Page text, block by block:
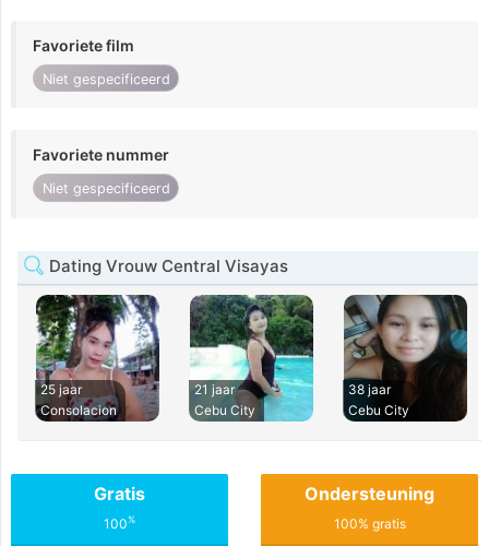
Favoriete film
Niet gespecificeerd
Favoriete nummer
Niet gespecificeerd
Dating Vrouw Central Visayas
25 jaar
Consolacion
21 jaar
Cebu City
38 jaar
Cebu City
Gratis
100%
Ondersteuning
100% gratis